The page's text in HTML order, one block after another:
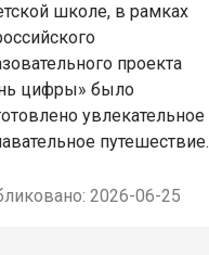
школе, в рамках
проекта
цифры» было
увлекательное
путешествие.
2026-06-25